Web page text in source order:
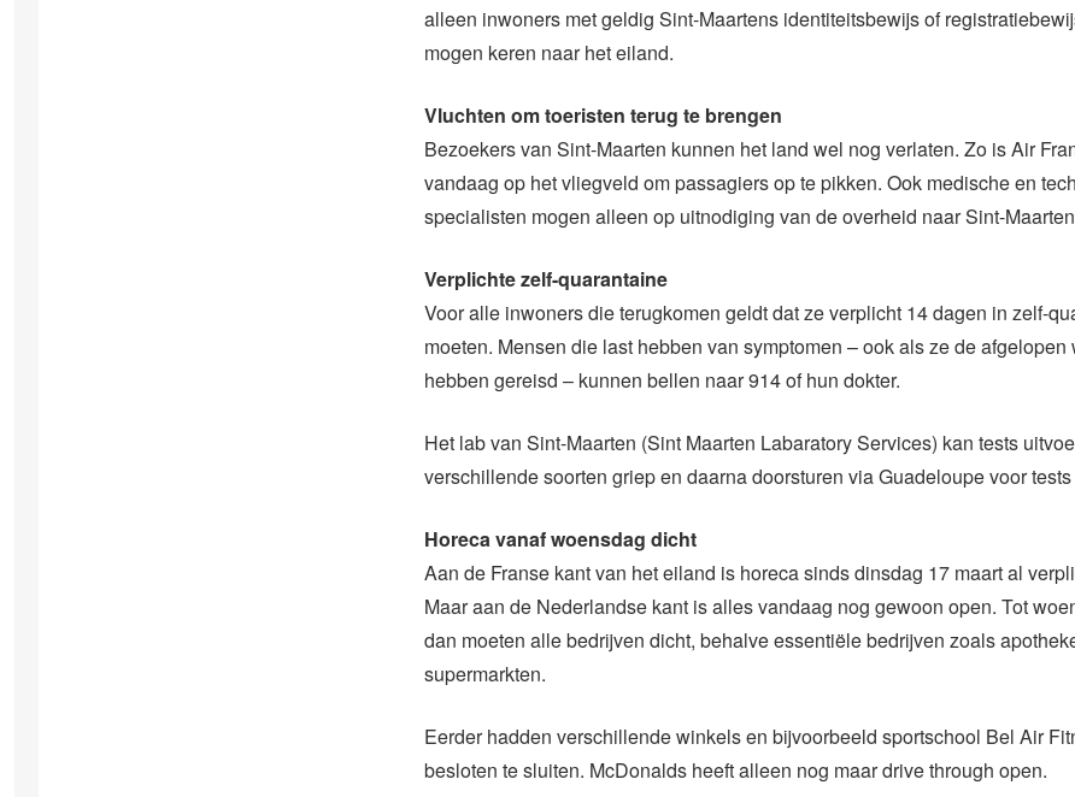
alleen inwoners met geldig Sint-Maartens identiteitsbewijs of
mogen keren naar het eiland.
Vluchten om toeristen terug te brengen
Bezoekers van Sint-Maarten kunnen het land wel nog verlaten. Zo is Air
vandaag op het vliegveld om passagiers op te pikken. Ook medische en
specialisten mogen alleen op uitnodiging van de overheid naar Sint-
Verplichte zelf-quarantaine
Voor alle inwoners die terugkomen geldt dat ze verplicht 14 dagen in zelf-
moeten. Mensen die last hebben van symptomen – ook als ze de afgelopen
hebben gereisd – kunnen bellen naar 914 of hun dokter.
Het lab van Sint-Maarten (Sint Maarten Labaratory Services) kan tests
verschillende soorten griep en daarna doorsturen via Guadeloupe voor
Horeca vanaf woensdag dicht
Aan de Franse kant van het eiland is horeca sinds dinsdag 17 maart al
Maar aan de Nederlandse kant is alles vandaag nog gewoon open. Tot
dan moeten alle bedrijven dicht, behalve essentiële bedrijven zoals
supermarkten.
Eerder hadden verschillende winkels en bijvoorbeeld sportschool Bel Air
besloten te sluiten. McDonalds heeft alleen nog maar drive through open.